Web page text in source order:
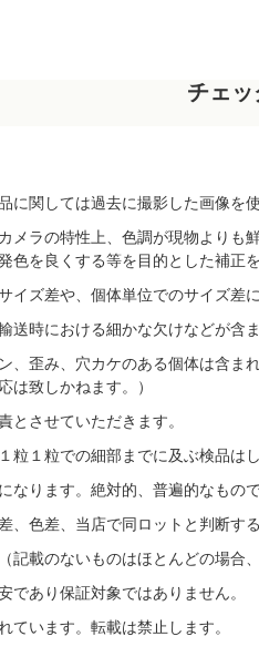
チェ
関しては過去に撮影した画像を
メラの特性上、色調が現物より
を良くする等を目的とした補正
ズ差や、個体単位でのサイズ差
時における細かな欠けなどが含
歪み、穴カケのある個体は含
は致しかねます。）
とさせていただきます。
１粒での細部までに及ぶ検品はし
ります。絶対的、普遍的なもの
色差、当店で同ロットと判断す
載のないものはほとんどの場合
あり保証対象ではありません。
ています。転載は禁止します。